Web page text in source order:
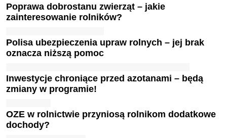
Poprawa dobrostanu zwierząt – jakie
zainteresowanie rolników?
Polisa ubezpieczenia upraw rolnych – jej brak
oznacza niższą pomoc
Inwestycje chroniące przed azotanami – będą
zmiany w programie!
OZE w rolnictwie przyniosą rolnikom dodatkowe
dochody?